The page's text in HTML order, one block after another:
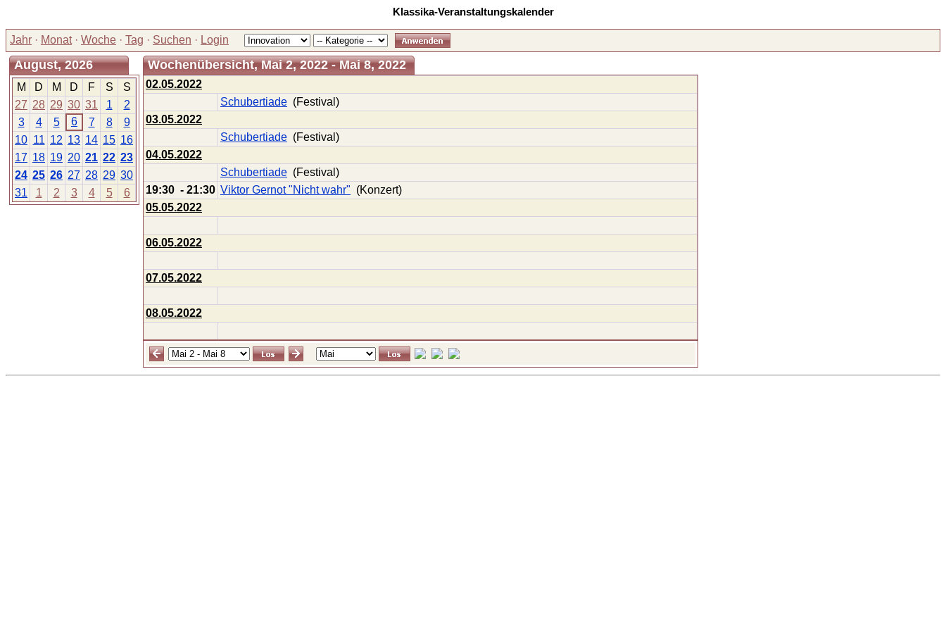
Klassika-Veranstaltungskalender
Jahr · Monat· Woche · Tag · Suchen · Login
August, 2026
M D M D F S
S
27 28 29 30 31 1
2
3
4 5 6 7 8
9
10 11 12 13 14 15 16
17 18 19 20 21 22 23
24 25 26 27 28 29 30
31
1 2 3 4 5 6
Wochenübersicht, Mai 2, 2022 - Mai 8, 2022
02.05.2022
Schubertiade (Festival)
03.05.2022
Schubertiade (Festival)
04.05.2022
Schubertiade (Festival)
19:30 - 21:30 Viktor Gernot "Nicht wahr" (Konzert)
05.05.2022
06.05.2022
07.05.2022
08.05.2022